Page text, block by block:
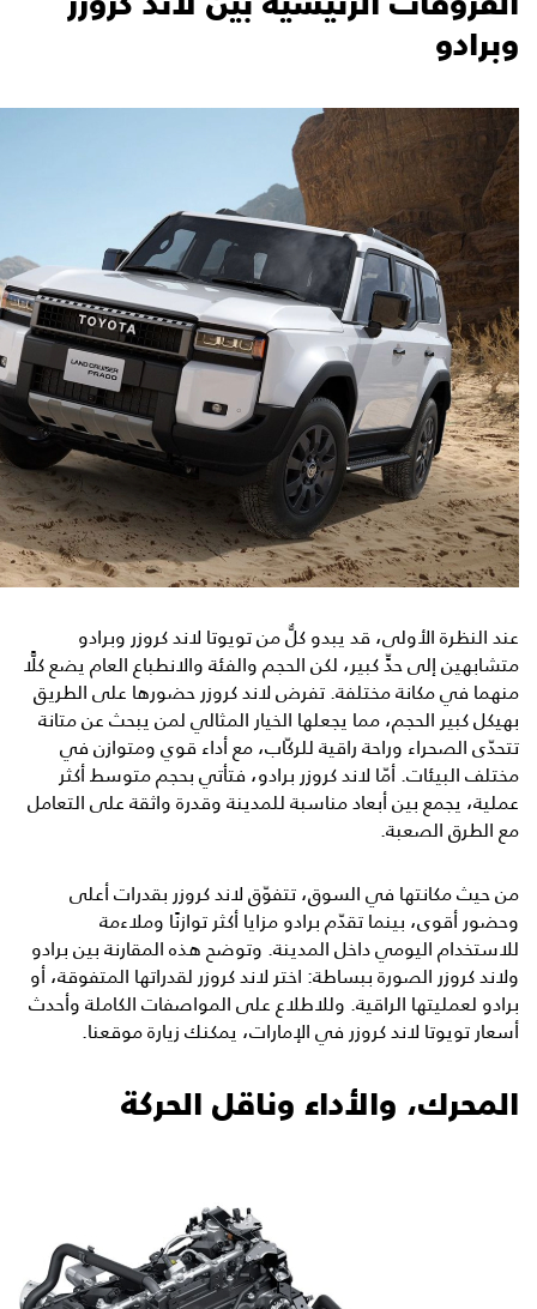
وبرادو
عند النظرة الأولى، قد يبدو كلٌّ من تويوتا لاند كروزر وبرادو
متشابهين إلى حدٍّ كبير، لكن الحجم والفئة والانطباع العام يضع كلًّا
منهما في مكانة مختلفة. تفرض لاند كروزر حضورها على الطريق
بهيكل كبير الحجم، مما يجعلها الخيار المثالي لمن يبحث عن متانة
تتحدّى الصحراء وراحة راقية للركّاب، مع أداء قوي ومتوازن في
مختلف البيئات. أمّا لاند كروزر برادو، فتأتي بحجم متوسط أكثر
عملية، يجمع بين أبعاد مناسبة للمدينة وقدرة واثقة على التعامل
مع الطرق الصعبة.
من حيث مكانتها في السوق، تتفوّق لاند كروزر بقدرات أعلى
وحضور أقوى، بينما تقدّم برادو مزايا أكثر توازنًا وملاءمة
للاستخدام اليومي داخل المدينة. وتوضح هذه المقارنة بين برادو
ولاند كروزر الصورة ببساطة: اختر لاند كروزر لقدراتها المتفوقة، أو
برادو لعمليتها الراقية. وللاطلاع على المواصفات الكاملة وأحدث
أسعار تويوتا لاند كروزر في الإمارات، يمكنك زيارة موقعنا.
المحرك، والأداء وناقل الحركة